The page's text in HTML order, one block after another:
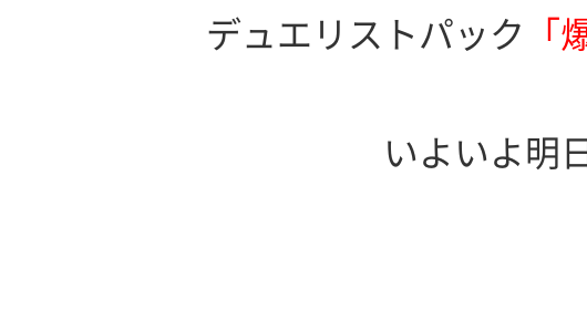
デュエリストパック
いよいよ明